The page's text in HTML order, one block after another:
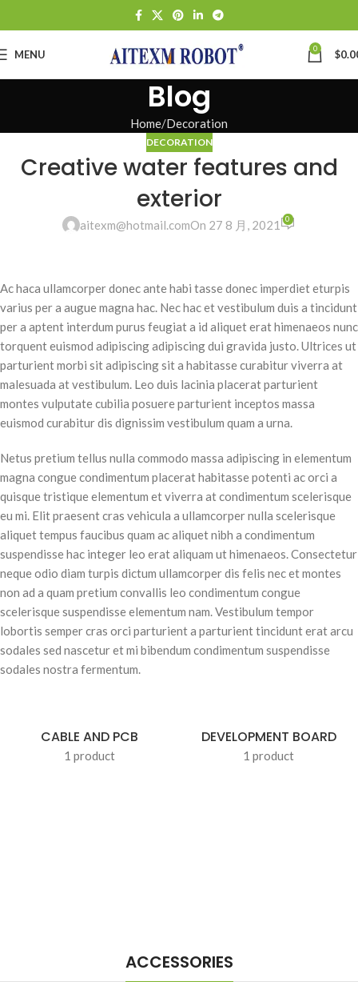
MENU 0 $
Blog
Home Decoration
DECORATION
Creative water features and
exterior
aitexm@hotmail.comOn 27 8 月, 2021 0
Ac haca ullamcorper donec ante habi tasse donec imperdiet eturpis
varius per a augue magna hac. Nec hac et vestibulum duis a tincidunt
per a aptent interdum purus feugiat a id aliquet erat himenaeos nunc
torquent euismod adipiscing adipiscing dui gravida justo. Ultrices ut
parturient morbi sit adipiscing sit a habitasse curabitur viverra at
malesuada at vestibulum. Leo duis lacinia placerat parturient
montes vulputate cubilia posuere parturient inceptos massa
euismod curabitur dis dignissim vestibulum quam a urna.
Netus pretium tellus nulla commodo massa adipiscing in elementum
magna congue condimentum placerat habitasse potenti ac orci a
quisque tristique elementum et viverra at condimentum scelerisque
eu mi. Elit praesent cras vehicula a ullamcorper nulla scelerisque
aliquet tempus faucibus quam ac aliquet nibh a condimentum
suspendisse hac integer leo erat aliquam ut himenaeos. Consectetur
neque odio diam turpis dictum ullamcorper dis felis nec et montes
non ad a quam pretium convallis leo condimentum congue
scelerisque suspendisse elementum nam. Vestibulum tempor
lobortis semper cras orci parturient a parturient tincidunt erat arcu
sodales sed nascetur et mi bibendum condimentum suspendisse
sodales nostra fermentum.
CABLE AND PCB
1 product
DEVELOPMENT BOARD
1 product
ACCESSORIES